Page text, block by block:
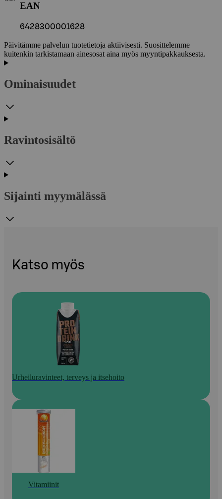
EAN
6428300001628
Päivitämme palvelun tuotetietoja aktiivisesti. Suosittelemme
kuitenkin tarkistamaan ainesosat aina myös myyntipakkauksesta.
Ominaisuudet
Ravintosisältö
Sijainti myymälässä
Katso myös
Urheiluravinteet, terveys ja itsehoito
Vitamiinit